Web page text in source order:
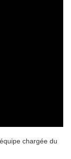
chargée du